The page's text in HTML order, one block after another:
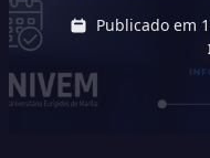
Publicado em